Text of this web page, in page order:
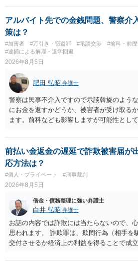
座る女性を盗撮(全体像写真1枚と5秒程度の
着や胸など強調したものではありません。
も捜査段階では性的姿態等撮影罪の被疑事
が私の弁護経験では多くなった印象です（
都道府県の迷惑防止条例違反になることも
とをお勧めいたします。ご参考にしてくださ
アルバイト先での金銭問題、警察介
策は？
#加害者 #万引き・窃盗罪 #示談交渉
#前科・前
#逮捕による解雇・退学回避
2026年8月5日
肥田 弘昭 弁護士
警察は民事不介入ですので示談斡旋のよう
にお金を返すかどうか、被害者が受け取る
ます。前科なども影響しますが可能性とし
前払い金返金の遅延で詐欺被害届が
応方法は？
#個人・プライベート #刑事裁判
2026年8月5日
借金・債務整理に強い弁護士
白井 弘昭 弁護士
お話の内容では詐欺には当たらないので、
思われます。 詐欺罪は、欺罔行為（相手を
交付させるか経済上の利益を得ることで成
ので、詐欺罪の実行行為性が無く罪に問う